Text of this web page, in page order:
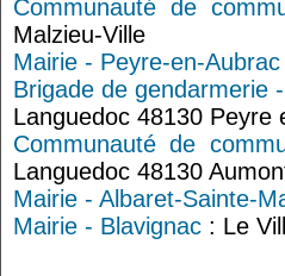
Communauté de
Malzieu-Ville
Mairie - Peyre-en-Aubrac
Brigade de gendarmerie
Languedoc 48130 Peyre
Communauté de
Languedoc 48130
Mairie - Albaret-Sainte-
Mairie - Blavignac : Le